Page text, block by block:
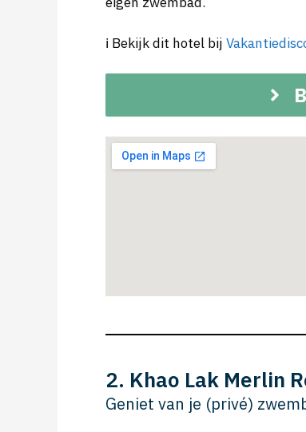
ℹ️ Bekijk dit hotel bij
2. Khao Lak Merlin
Geniet van je (privé)